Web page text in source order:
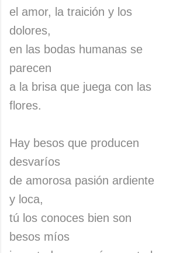
el amor, la traición y los
dolores,
en las bodas humanas se
parecen
a la brisa que juega con las
flores.
Hay besos que producen
desvaríos
de amorosa pasión ardiente
y loca,
tú los conoces bien son
besos míos